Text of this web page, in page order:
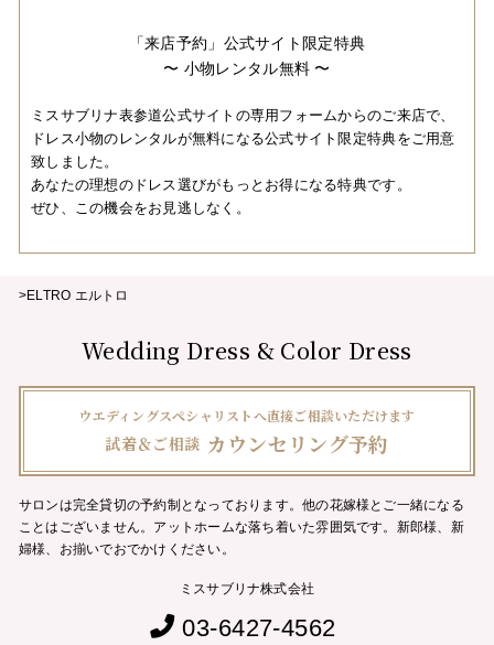
「来店予約」公式サイト限定特典
〜 小物レンタル無料 〜
ミスサブリナ表参道公式サイトの専用フォームからのご来店で、
ドレス小物のレンタルが無料になる公式サイト限定特典をご用意
致しました。
あなたの理想のドレス選びがもっとお得になる特典です。
ぜひ、この機会をお見逃しなく。
>ELTRO エルトロ
Wedding Dress & Color Dress
ウエディングスペシャリストへ直接ご相談いただけます
試着＆ご相談 カウンセリング予約
サロンは完全貸切の予約制となっております。他の花嫁様とご一緒になる
ことはございません。 アットホームな落ち着いた雰囲気です。新郎様、新
婦様、お揃いでおでかけください。
ミスサブリナ株式会社
03-6427-4562